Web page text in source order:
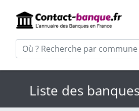
Liste des